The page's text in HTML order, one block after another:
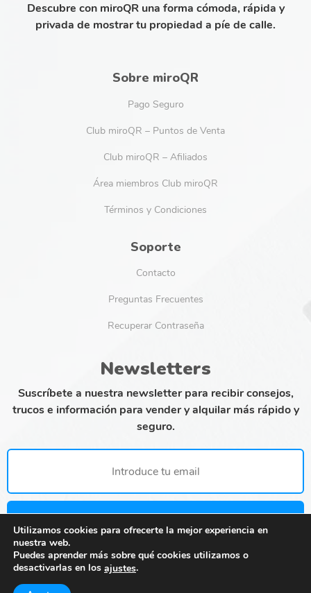
Descubre con miroQR una forma cómoda, rápida y
privada de mostrar tu propiedad a píe de calle.
Sobre miroQR
Pago Seguro
Club miroQR – Puntos de Venta
Club miroQR – Afiliados
Área miembros Club miroQR
Términos y Condiciones
Soporte
Contacto
Preguntas Frecuentes
Recuperar Contraseña
Newsletters
Suscríbete a nuestra newsletter para recibir consejos,
trucos e información para vender y alquilar más rápido y
seguro.
© Copyright 2023 by miroQR.
Utilizamos cookies para ofrecerte la mejor experiencia en
nuestra web.
Puedes aprender más sobre qué cookies utilizamos o
desactivarlas en los ajustes.